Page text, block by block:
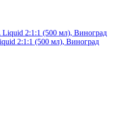
2:1:1 (500 мл), Виноград